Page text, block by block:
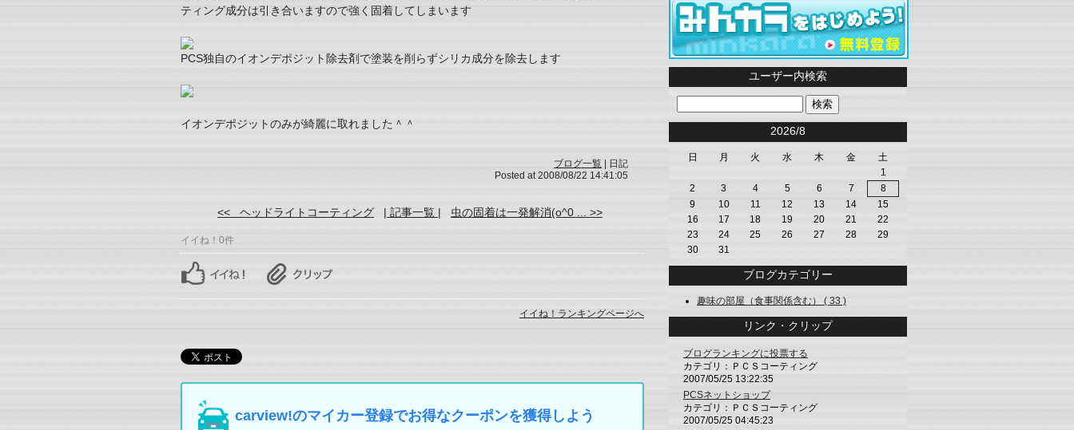
ティング成分は引き合いますので強く固着してしまいます
PCS独自のイオンデポジット除去剤で塗装を削らずシリカ成分を除去します
イオンデポジットのみが綺麗に取れました＾＾
ブログ一覧 | 日記
Posted at 2008/08/22 14:41:05
<< ヘッドライトコーティング | 記事一覧 | 虫の固着は一発解消(o^0 ... >>
イイね！0件
イイね！ランキングページへ
carview!のマイカー登録でお得なクーポンを獲得しよう
ユーザー内検索
2026/8
日 月 火 水 木 金
土
1
2
3 4 5 6 7
8
9
10 11 12 13 14
15
16
17 18 19 20 21
22
23
24 25 26 27 28
29
30
31
ブログカテゴリー
趣味の部屋（食事関係含む） ( 33 )
リンク・クリップ
ブログランキングに投票する
カテゴリ：ＰＣＳコーティング
2007/05/25 13:22:35
PCSネットショップ
カテゴリ：ＰＣＳコーティング
2007/05/25 04:45:23